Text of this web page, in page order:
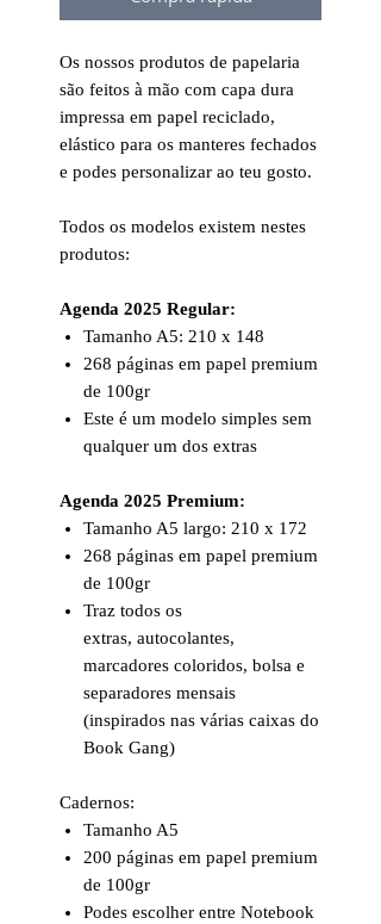
Os nossos produtos de papelaria
são feitos à mão com capa dura
impressa em papel reciclado,
elástico para os manteres fechados
e podes personalizar ao teu gosto.
Todos os modelos existem nestes
produtos:
Agenda 2025 Regular:
Tamanho A5: 210 x 148
268 páginas em papel premium
de 100gr
Este é um modelo simples sem
qualquer um dos extras
Agenda 2025 Premium:
Tamanho A5 largo: 210 x 172
268 páginas em papel premium
de 100gr
Traz todos os
extras, autocolantes,
marcadores coloridos, bolsa e
separadores mensais
(inspirados nas várias caixas do
Book Gang)
Cadernos:
Tamanho A5
200 páginas em papel premium
de 100gr
Podes escolher entre Notebook